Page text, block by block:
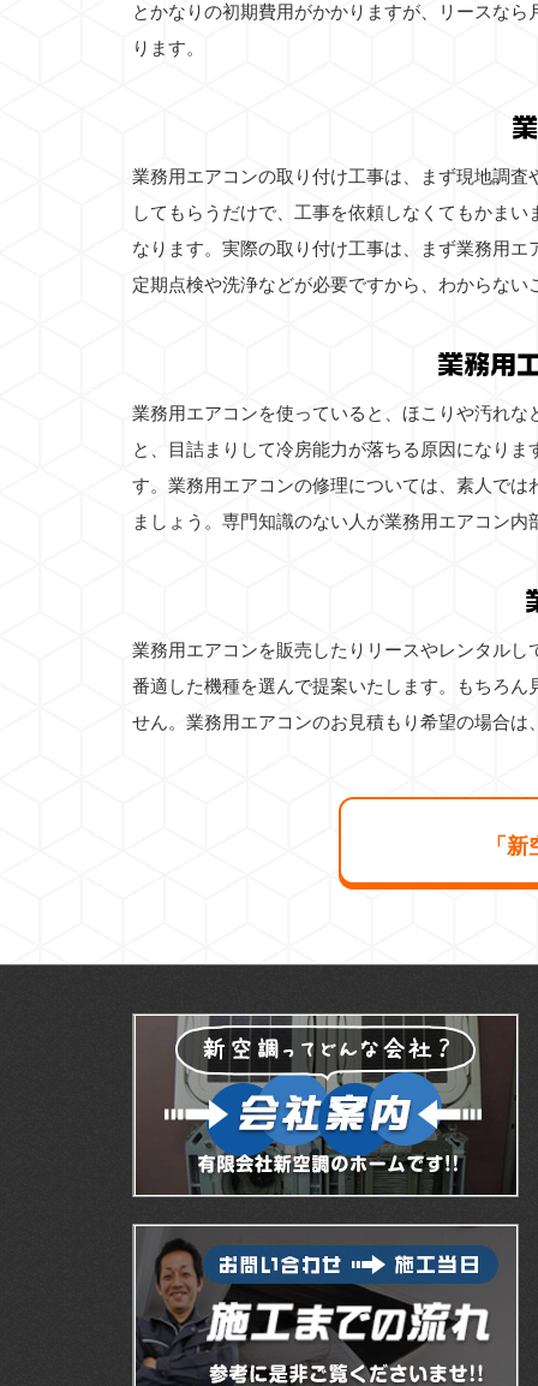
とかなりの初期費用がかかりますが、リースな
ります。
業務用エアコンの取り付け工事は、まず現地調
してもらうだけで、工事を依頼しなくてもかま
なります。実際の取り付け工事は、まず業務用
定期点検や洗浄などが必要ですから、わからな
業務用
業務用エアコンを使っていると、ほこりや汚れ
と、目詰まりして冷房能力が落ちる原因になり
す。業務用エアコンの修理については、素人で
ましょう。専門知識のない人が業務用エアコン
業務用エアコンを販売したりリースやレンタル
番適した機種を選んで提案いたします。もちろ
せん。業務用エアコンのお見積もり希望の場合
「